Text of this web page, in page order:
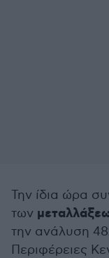
Την ίδια ώρα
των
την ανάλυση
Περιφέρειες